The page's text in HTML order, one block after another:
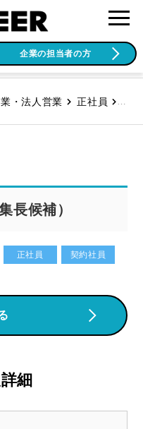
企業の担当者の方
・法人営業 正社員 契
長候補）
正社員 契約社員
細